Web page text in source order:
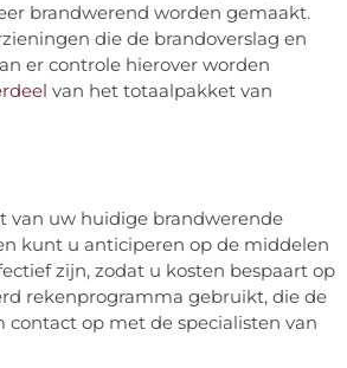
brandwerend worden gemaakt.
die de brandoverslag en
er controle hierover worden
van het totaalpakket van
van uw huidige brandwerende
kunt u anticiperen op de middelen
zijn, zodat u kosten bespaart op
rekenprogramma gebruikt, die de
contact op met de specialisten van